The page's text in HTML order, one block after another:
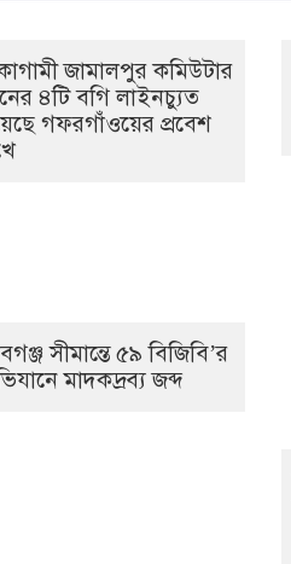
জামালপুর কমিউটার
৪টি বগি লাইনচ্যুত
গফরগাঁওয়ের প্রবেশ
সীমান্তে ৫৯ বিজিবি’র
মাদকদ্রব্য জব্দ